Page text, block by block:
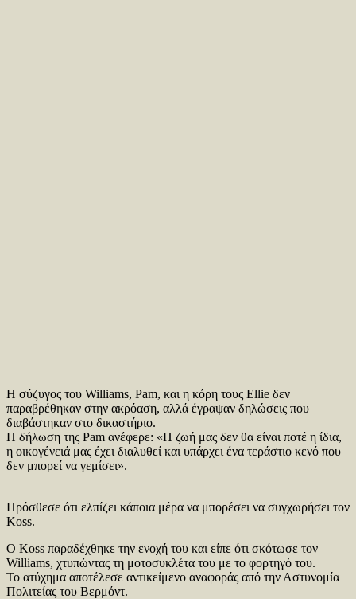
Η σύζυγος του Williams, Pam, και η κόρη τους Ellie δεν
παραβρέθηκαν στην ακρόαση, αλλά έγραψαν δηλώσεις που
διαβάστηκαν στο δικαστήριο.
Η δήλωση της Pam ανέφερε: «Η ζωή μας δεν θα είναι ποτέ η ίδια,
η οικογένειά μας έχει διαλυθεί και υπάρχει ένα τεράστιο κενό που
δεν μπορεί να γεμίσει».
Πρόσθεσε ότι ελπίζει κάποια μέρα να μπορέσει να συγχωρήσει τον
Koss.
Ο Koss παραδέχθηκε την ενοχή του και είπε ότι σκότωσε τον
Williams, χτυπώντας τη μοτοσυκλέτα του με το φορτηγό του.
Το ατύχημα αποτέλεσε αντικείμενο αναφοράς από την Αστυνομία
Πολιτείας του Βερμόντ.